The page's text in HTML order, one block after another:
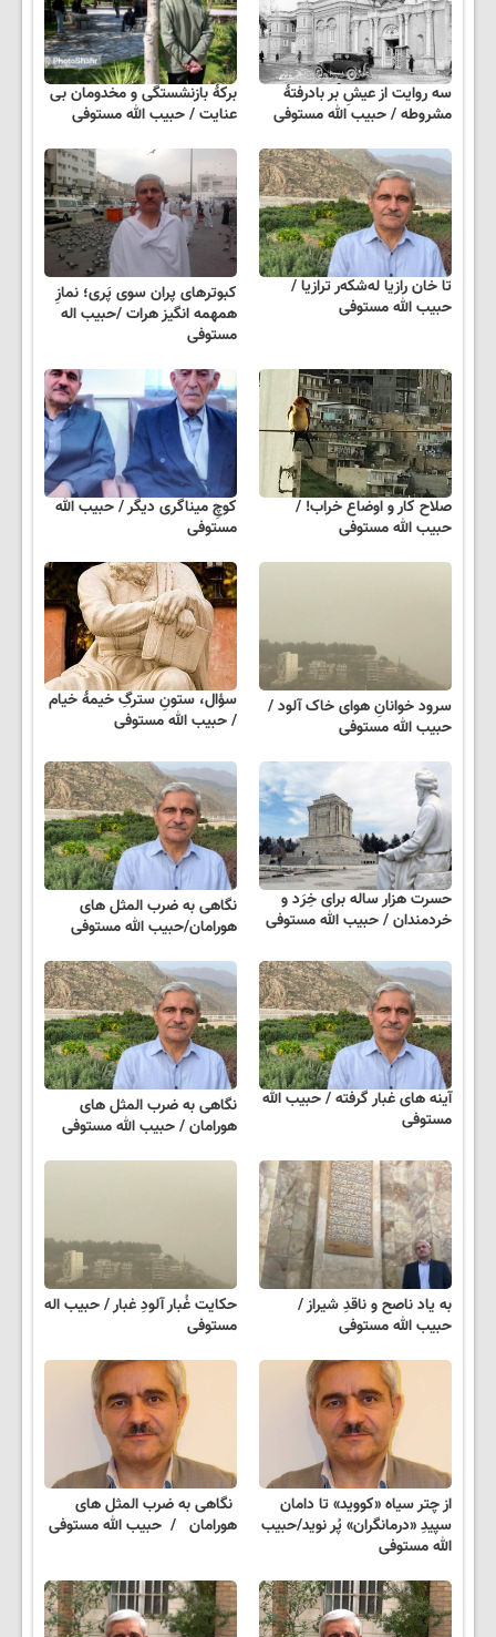
سه روایت از عیشِ بر بادرفتۀ
مشروطه / حبیب الله مستوفی
برکۀ بازنشستگی و مخدومان بی
عنایت / حبیب الله مستوفی
تا خان رازیا له‌شکه‌ر ترازیا /
حبیب الله مستوفی
کبوترهای پران سوی پَری؛ نمازِ
همهمه انگیز هرات /حبیب اله
مستوفی
صلاح کار و اوضاع خراب! /
حبیب الله مستوفی
کوچِ میناگری دیگر / حبیب الله
مستوفی
سرود خوانانِ هوای خاک آلود /
حبیب الله مستوفی
سؤال، ستونِ سترگِ خیمۀ خیام
/ حبیب الله مستوفی
حسرت هزار ساله برای خِرَد و
خردمندان / حبیب الله مستوفی
نگاهی به ضرب المثل های
هورامان/حبیب الله مستوفی
آینه های غبار گرفته / حبیب الله
مستوفی
نگاهی به ضرب المثل های
هورامان / حبیب الله مستوفی
به یاد ناصح و ناقدِ شیراز /
حبیب الله مستوفی
حکایت غُبار آلودِ غبار / حبیب اله
مستوفی
از چتر سیاه «کووید» تا دامان
سپیدِ «درمانگران» پُر نوید/حبیب
الله مستوفی
نگاهی به ضرب المثل های
هورامان / حبیب الله مستوفی